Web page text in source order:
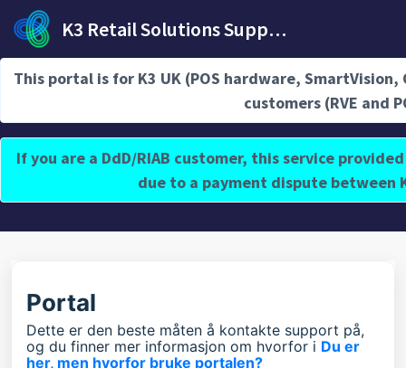
Gå til hovedinnhold
K3 Retail Solutions Support
This portal is for K3 UK (POS hardware, SmartVision,
customers (RVE and
If you are a DdD/RIAB customer, this service
due to a payment dispute between
Hjem ... Hvordan kontakter jeg Supporten?
Hvordan kontakter jeg Supporten?
Endret Tue, 12 Des, 2023 ved 1:25 PM
Portal
Dette er den beste måten å kontakte support på,
og du finner mer informasjon om hvorfor i Du er
her, men hvorfor bruke portalen?